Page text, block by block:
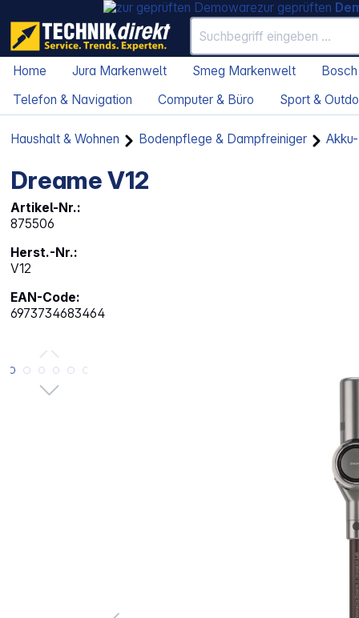
zur geprüften
Home Jura Markenwelt Smeg Markenwelt
Telefon & Navigation
Computer & Büro Sport &
Haushalt & Wohnen Bodenpflege & Dampfreiniger
Dreame V12
Artikel-Nr.:
875506
Herst.-Nr.:
V12
EAN-Code:
6973734683464
Bildergalerie überspringen